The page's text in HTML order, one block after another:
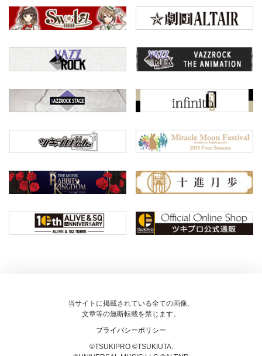
当サイトに掲載されている全ての画像、
文章等の無断転載を禁じます。
プライバシーポリシー
©TSUKIPRO ©TSUKIUTA.